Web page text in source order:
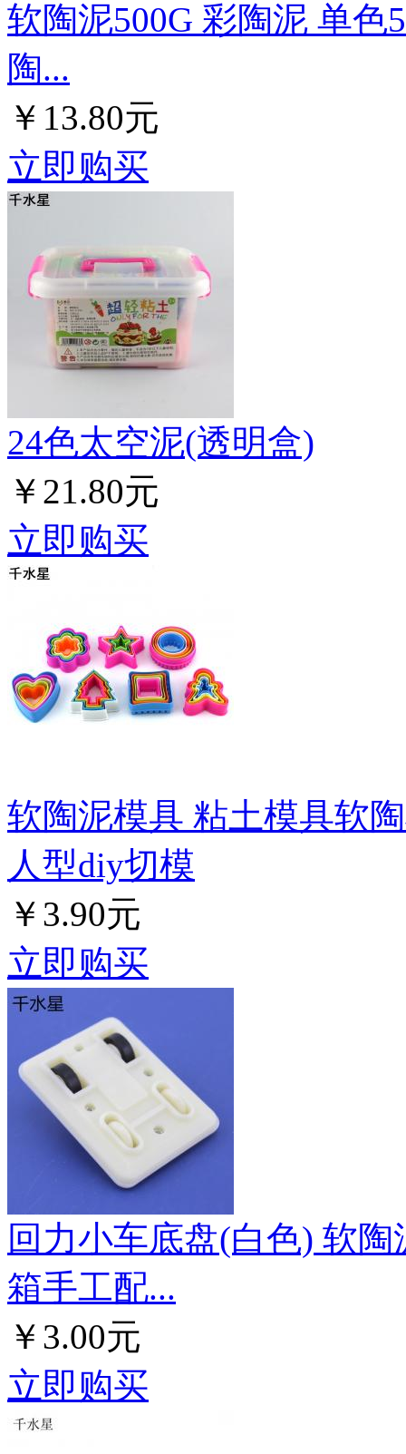
软陶泥500G 彩陶泥 单
陶...
￥13.80元
立即购买
24色太空泥(透明盒)
￥21.80元
立即购买
软陶泥模具 粘土模具软
人型diy切模
￥3.90元
立即购买
回力小车底盘(白色) 软
箱手工配...
￥3.00元
立即购买